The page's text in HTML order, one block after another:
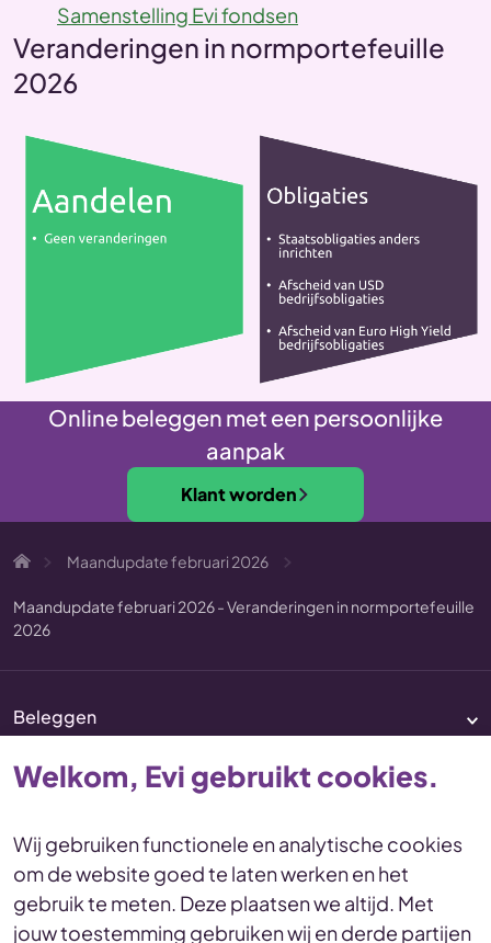
Samenstelling Evi fondsen
Veranderingen in normportefeuille
2026
Online beleggen met een persoonlijke
aanpak
Klant worden
Maandupdate februari 2026
Maandupdate februari 2026 - Veranderingen in normportefeuille
2026
Beleggen
Vermogenscoaching
DisclaimerVoorwaarden
Privacy en cookies Statement
Welkom, Evi gebruikt cookies.
Wij gebruiken functionele en analytische cookies
om de website goed te laten werken en het
gebruik te meten. Deze plaatsen we altijd. Met
jouw toestemming gebruiken wij en derde partijen